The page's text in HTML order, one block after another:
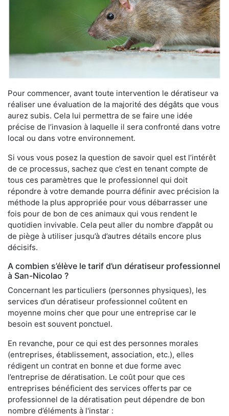
Pour commencer, avant toute intervention le dératiseur va
réaliser une évaluation de la majorité des dégâts que vous
aurez subis. Cela lui permettra de se faire une idée
précise de l’invasion à laquelle il sera confronté dans votre
local ou dans votre environnement.
Si vous vous posez la question de savoir quel est l’intérêt
de ce processus, sachez que c’est en tenant compte de
tous ces paramètres que le professionnel qui doit
répondre à votre demande pourra définir avec précision la
méthode la plus appropriée pour vous débarrasser une
fois pour de bon de ces animaux qui vous rendent le
quotidien invivable. Cela peut aller du nombre d’appât ou
de piège à utiliser jusqu’à d’autres détails encore plus
décisifs.
A combien s’élève le tarif d’un dératiseur professionnel
à San-Nicolao ?
Concernant les particuliers (personnes physiques), les
services d’un dératiseur professionnel coûtent en
moyenne moins cher que pour une entreprise car le
besoin est souvent ponctuel.
En revanche, pour ce qui est des personnes morales
(entreprises, établissement, association, etc.), elles
rédigent un contrat en bonne et due forme avec
l’entreprise de dératisation. Le coût pour que ces
entreprises bénéficient des services offerts par ce
professionnel de la dératisation peut dépendre de bon
nombre d’éléments à l'instar :